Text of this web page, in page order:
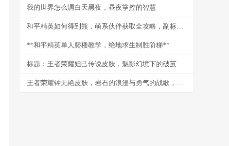
我的世界怎么调白天黑夜，昼夜掌控的智慧
和平精英如何得到熊，萌系伙伴获取全攻略，副标题，战术竞技中的温馨陪伴之道
**和平精英单人爬楼教学，绝地求生制胜阶梯**
标题：王者荣耀妲己传说皮肤，魅影幻境下的破茧新生，副标题：从建模细节到实战手感的玩家深度剖析
王者荣耀钟无艳皮肤，岩石的浪漫与勇气的战歌，浅析角色美学与玩家情感联结